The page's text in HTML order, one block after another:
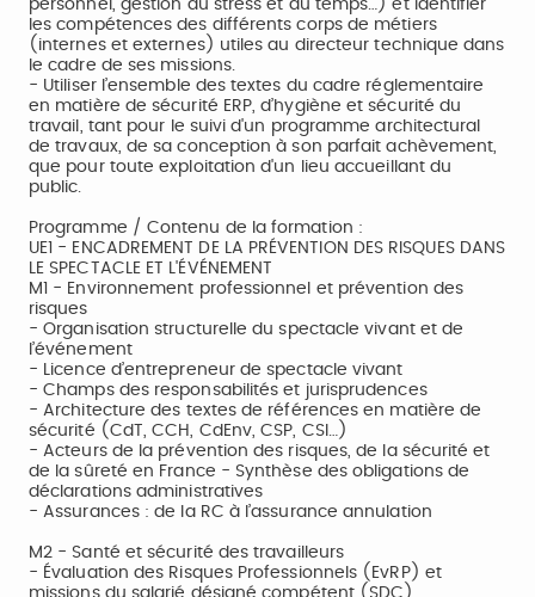
personnel, gestion du stress et du temps…) et identifier
les compétences des différents corps de métiers
(internes et externes) utiles au directeur technique dans
le cadre de ses missions.
- Utiliser l’ensemble des textes du cadre réglementaire
en matière de sécurité ERP, d’hygiène et sécurité du
travail, tant pour le suivi d'un programme architectural
de travaux, de sa conception à son parfait achèvement,
que pour toute exploitation d'un lieu accueillant du
public.
Programme / Contenu de la formation :
UE1 - ENCADREMENT DE LA PRÉVENTION DES RISQUES DANS
LE SPECTACLE ET L'ÉVÉNEMENT
M1 - Environnement professionnel et prévention des
risques
- Organisation structurelle du spectacle vivant et de
l’événement
- Licence d’entrepreneur de spectacle vivant
- Champs des responsabilités et jurisprudences
- Architecture des textes de références en matière de
sécurité (CdT, CCH, CdEnv, CSP, CSI…)
- Acteurs de la prévention des risques, de la sécurité et
de la sûreté en France - Synthèse des obligations de
déclarations administratives
- Assurances : de la RC à l’assurance annulation
M2 - Santé et sécurité des travailleurs
- Évaluation des Risques Professionnels (EvRP) et
missions du salarié désigné compétent (SDC)